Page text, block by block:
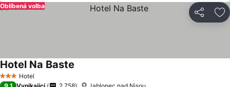
Sdílet
Oblíbená volba
3 Počet hvězdiček
Hotel
Hotel Na Baste